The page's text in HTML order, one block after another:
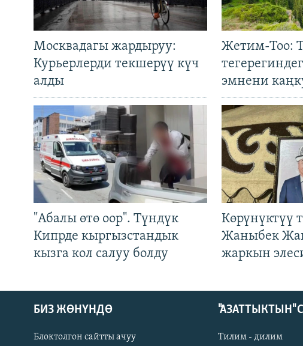
Москвадагы жардыруу:
Курьерлерди текшерүү күч
алды
Жетим-Тоо:
эмнени
"Абалы өтө оор". Түндүк
Кипрде кыргызстандык
кызга кол салуу болду
Көрүнүктүү
Жаныбек
жаркын
БИЗ ЖӨНҮНДӨ
Блоктолгон сайтты ачуу
"АЗАТТЫКТЫН"
Тилим - дилим